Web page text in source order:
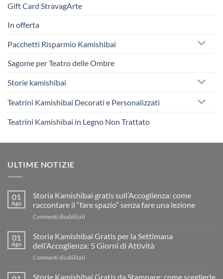
Gift Card StravagArte
In offerta
Pacchetti Risparmio Kamishibai
Sagome per Teatro delle Ombre
Storie kamishibai
Teatrini Kamishibai Decorati e Personalizzati
Teatrini Kamishibai in Legno Non Trattato
ULTIME NOTIZIE
01
Ago
Storia Kamishibai gratis sull’Accoglienza: come
raccontare il “fare spazio” senza fare una lezione
Commenti disabilitati
Kamishibai
gratis
sull’Accoglienza:
il
01
Ago
Storia Kamishibai Gratis per la Settimana
dell’Accoglienza: 5 Giorni di Attività
Commenti disabilitati
Kamishibai
Storie Kamishibai Gratis da Stampare: come sceglierle